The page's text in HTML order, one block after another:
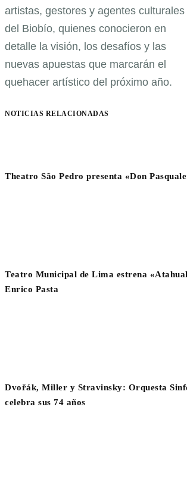
artistas, gestores y agentes culturales
del Biobío, quienes conocieron en
detalle la visión, los desafíos y las
nuevas apuestas que marcarán el
quehacer artístico del próximo año.
NOTICIAS RELACIONADAS
Theatro São Pedro presenta «Don
Teatro Municipal de Lima estrena
Enrico Pasta
Dvořák, Miller y Stravinsky: Orquesta
celebra sus 74 años